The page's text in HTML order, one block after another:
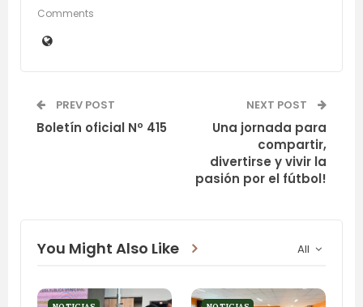
Comments
PREV POST
Boletín oficial Nº 415
NEXT POST
Una jornada para
compartir,
divertirse y vivir la
pasión por el fútbol!
All
You Might Also Like